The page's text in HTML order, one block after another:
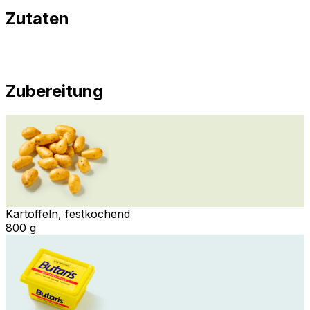
Zutaten
Zubereitung
Kartoffeln, festkochend
800 g